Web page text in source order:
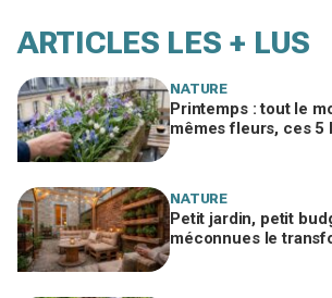
ARTICLES LES + LUS
NATURE
Printemps : tout le
mêmes fleurs, ces 5
NATURE
Petit jardin, petit
méconnues le